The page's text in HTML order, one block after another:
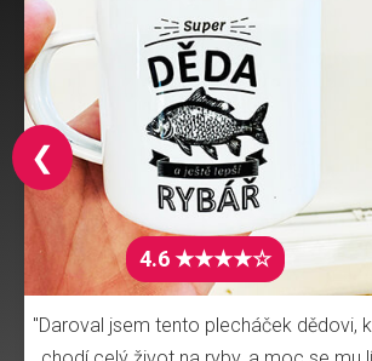
4.6 ★★★★☆
"Daroval jsem tento plecháček dědovi,
❮